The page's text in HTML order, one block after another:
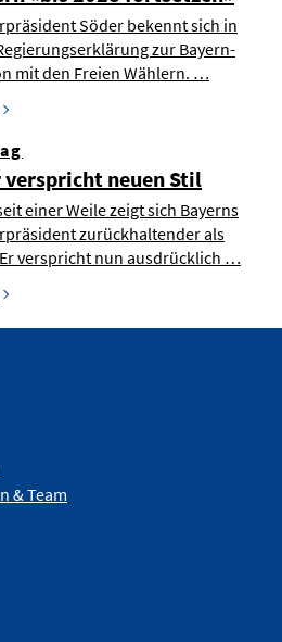
Söder bekennt sich in
zur Bayern-
mit den Freien Wählern. …
verspricht neuen Stil
einer Weile zeigt sich Bayerns
zurückhaltender als
verspricht nun ausdrücklich …
& Team